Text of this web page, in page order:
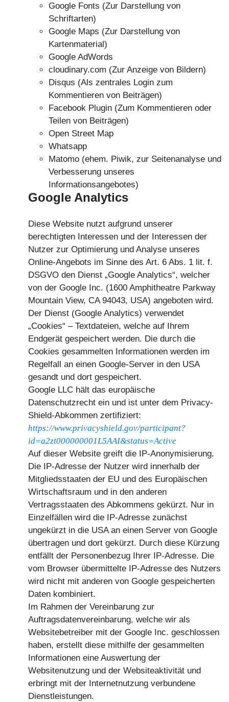
Google Fonts (Zur Darstellung von
Schriftarten)
Google Maps (Zur Darstellung von
Kartenmaterial)
Google AdWords
cloudinary.com (Zur Anzeige von Bildern)
Disqus (Als zentrales Login zum
Kommentieren von Beiträgen)
Facebook Plugin (Zum Kommentieren oder
Teilen von Beiträgen)
Open Street Map
Whatsapp
Matomo (ehem. Piwik, zur Seitenanalyse und
Verbesserung unseres
Informationsangebotes)
Google Analytics
Diese Website nutzt aufgrund unserer
berechtigten Interessen und der Interessen der
Nutzer zur Optimierung und Analyse unseres
Online-Angebots im Sinne des Art. 6 Abs. 1 lit. f.
DSGVO den Dienst „Google Analytics“, welcher
von der Google Inc. (1600 Amphitheatre Parkway
Mountain View, CA 94043, USA) angeboten wird.
Der Dienst (Google Analytics) verwendet
„Cookies“ – Textdateien, welche auf Ihrem
Endgerät gespeichert werden. Die durch die
Cookies gesammelten Informationen werden im
Regelfall an einen Google-Server in den USA
gesandt und dort gespeichert.
Google LLC hält das europäische
Datenschutzrecht ein und ist unter dem Privacy-
Shield-Abkommen zertifiziert:
https://www.privacyshield.gov/participant?
id=a2zt000000001L5AAI&status=Active
Auf dieser Website greift die IP-Anonymisierung.
Die IP-Adresse der Nutzer wird innerhalb der
Mitgliedsstaaten der EU und des Europäischen
Wirtschaftsraum und in den anderen
Vertragsstaaten des Abkommens gekürzt. Nur in
Einzelfällen wird die IP-Adresse zunächst
ungekürzt in die USA an einen Server von Google
übertragen und dort gekürzt. Durch diese Kürzung
entfällt der Personenbezug Ihrer IP-Adresse. Die
vom Browser übermittelte IP-Adresse des Nutzers
wird nicht mit anderen von Google gespeicherten
Daten kombiniert.
Im Rahmen der Vereinbarung zur
Auftragsdatenvereinbarung, welche wir als
Websitebetreiber mit der Google Inc. geschlossen
haben, erstellt diese mithilfe der gesammelten
Informationen eine Auswertung der
Websitenutzung und der Websiteaktivität und
erbringt mit der Internetnutzung verbundene
Dienstleistungen.